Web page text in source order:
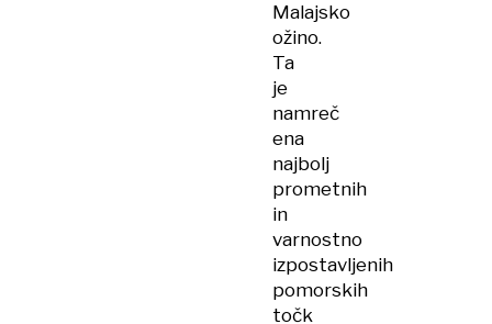
Malajsko
ožino.
Ta
je
namreč
ena
najbolj
prometnih
in
varnostno
izpostavljenih
pomorskih
točk